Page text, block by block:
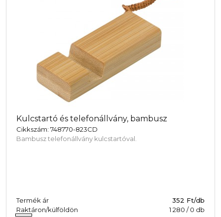
Kulcstartó és telefonállvány, bambusz
Cikkszám: 748770-823CD
Bambusz telefonállvány kulcstartóval.
Termék ár
352 Ft/db
Raktáron/külföldön
1 280 /0 db